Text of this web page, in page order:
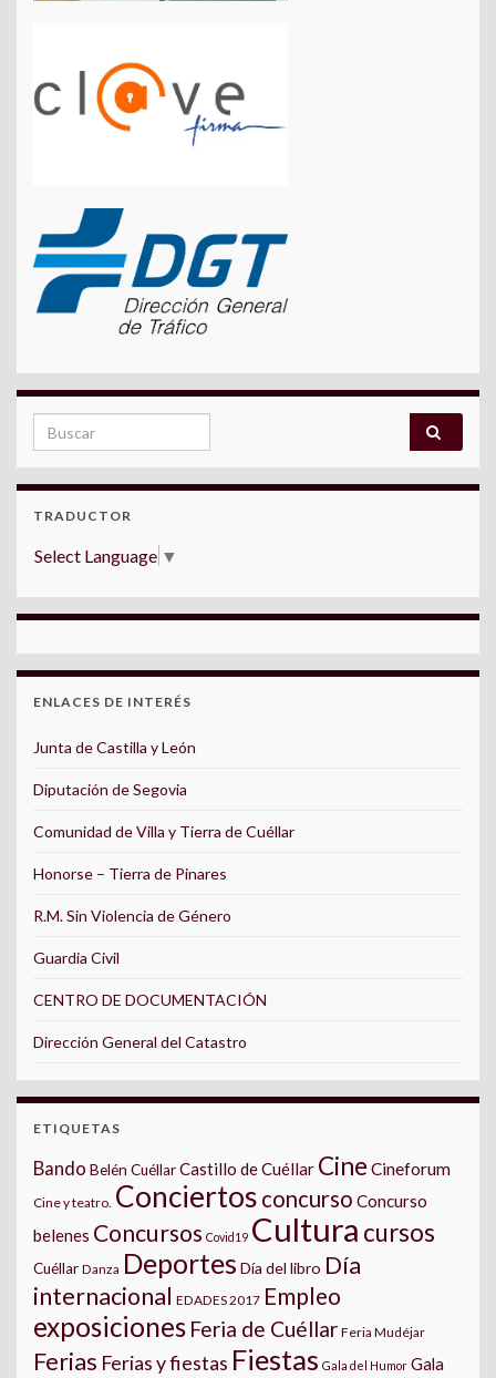
Search for:
TRADUCTOR
Select Language ▼
ENLACES DE INTERÉS
Junta de Castilla y León
Diputación de Segovia
Comunidad de Villa y Tierra de Cuéllar
Honorse – Tierra de Pinares
R.M. Sin Violencia de Género
Guardia Civil
CENTRO DE DOCUMENTACIÓN
Dirección General del Catastro
ETIQUETAS
Bando Belén CuéllarCastillo de Cuéllar Cine Cineforum
Cine y teatro. Conciertos concurso Concurso
belenes Concursos Covid19 Cultura cursos
Cuéllar Danza Deportes Día del libro Día
internacional EDADES 2017 Empleo
exposiciones Feria de Cuéllar Feria Mudéjar
Ferias Ferias y fiestas Fiestas Gala del Humor Gala